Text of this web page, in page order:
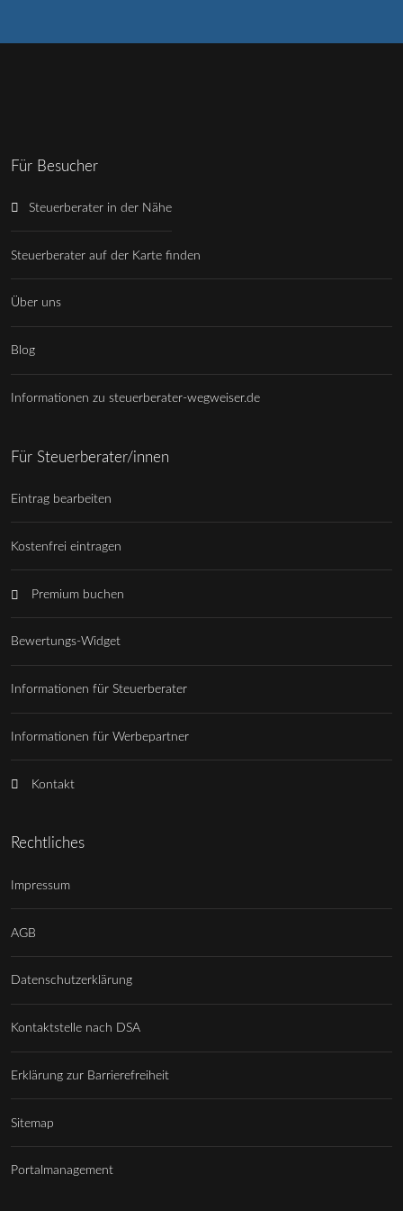
Für Besucher
Steuerberater in der Nähe
Steuerberater auf der Karte finden
Über uns
Blog
Informationen zu steuerberater-wegweiser.de
Für Steuerberater/innen
Eintrag bearbeiten
Kostenfrei eintragen
Premium buchen
Bewertungs-Widget
Informationen für Steuerberater
Informationen für Werbepartner
Kontakt
Rechtliches
Impressum
AGB
Datenschutzerklärung
Kontaktstelle nach DSA
Erklärung zur Barrierefreiheit
Sitemap
Portalmanagement